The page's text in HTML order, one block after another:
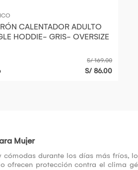
CALENTADOR ADULTO
HODDIE- GRIS- OVERSIZE
S/ 169.00
S/ 86.00
Mujer
cómodas durante los días más fríos,
ofrecen protección contra el clima